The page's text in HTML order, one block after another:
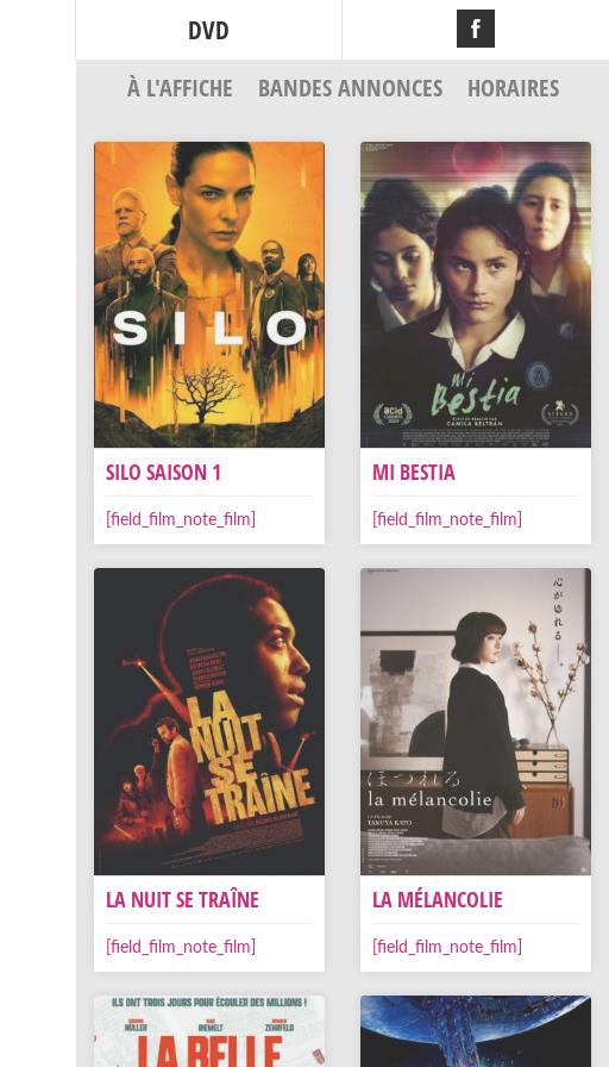
DVD
À L'AFFICHE BANDES ANNONCES HORAIRES
SILO SAISON 1
[field_film_note_film]
MI BESTIA
[field_film_note_film]
LA NUIT SE TRAÎNE
[field_film_note_film]
LA MÉLANCOLIE
[field_film_note_film]